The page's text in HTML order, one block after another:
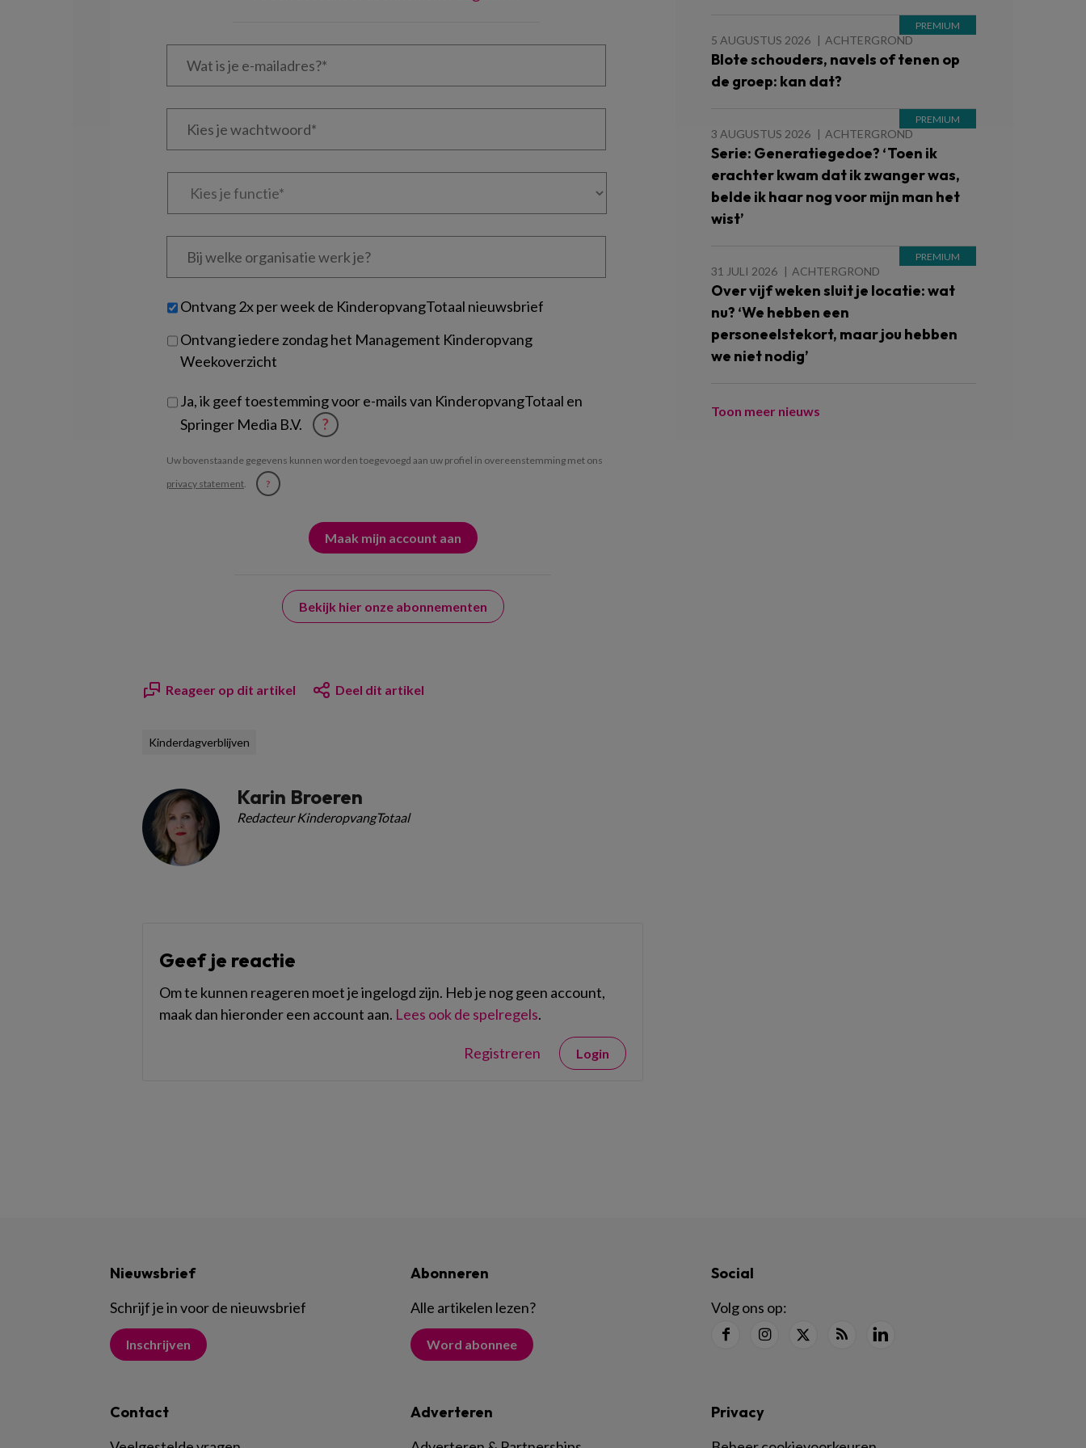
Wat
Kies
Kies
Bij
welke
je?
Untitled
Ontvang 2x per week de KinderopvangTotaal nieuwsbrief
Ontvang iedere zondag het Management Kinderopvang
Weekoverzicht
Ja, ik geef toestemming voor e-mails van KinderopvangTotaal en
Springer Media B.V.
?
Uw bovenstaande gegevens kunnen worden toegevoegd aan uw profiel in overeenstemming met ons
privacy statement. ?
Bekijk hier onze abonnementen
Reageer op dit artikel Deel dit artikel
Kinderdagverblijven
Karin Broeren
Redacteur KinderopvangTotaal
Geef je reactie
Om te kunnen reageren moet je ingelogd zijn. Heb je nog geen account,
maak dan hieronder een account aan. Lees ook de spelregels.
Registreren Login
5 AUGUSTUS 2026 ACHTERGROND
Blote schouders, navels of tenen op
de groep: kan dat?
3 AUGUSTUS 2026 ACHTERGROND
Serie: Generatiegedoe? ‘Toen ik
erachter kwam dat ik zwanger was,
belde ik haar nog voor mijn man het
wist’
31 JULI 2026 ACHTERGROND
Over vijf weken sluit je locatie: wat
nu? ‘We hebben een
personeelstekort, maar jou hebben
we niet nodig’
Toon meer nieuws
Nieuwsbrief
Schrijf je in voor de nieuwsbrief
Inschrijven
Abonneren
Alle artikelen lezen?
Word abonnee
Social
Volg ons op:
Contact Adverteren Privacy